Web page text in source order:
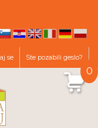
de pl
se Ste pozabili geslo?
0